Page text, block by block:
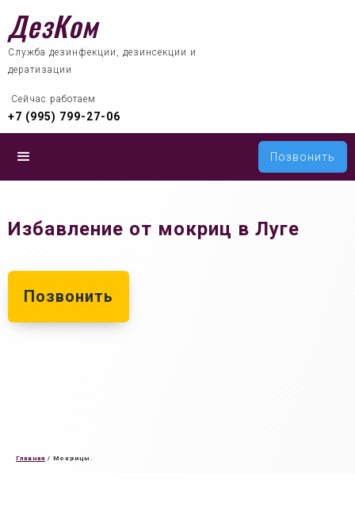
ДезКом
Служба дезинфекции, дезинсекции и
дератизации
Сейчас работаем
+7 (995) 799-27-06
Позвонить
Избавление от мокриц в Луге
Позвонить
Главная / Мокрицы.